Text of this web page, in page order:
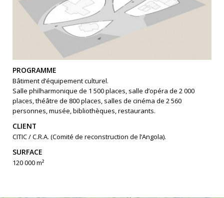
PROGRAMME
Bâtiment d’équipement culturel.
Salle philharmonique de 1 500 places, salle d’opéra de 2 000
places, théâtre de 800 places, salles de cinéma de 2 560
personnes, musée, bibliothèques, restaurants.
CLIENT
CITIC / C.R.A. (Comité de reconstruction de l’Angola).
SURFACE
120 000 m²